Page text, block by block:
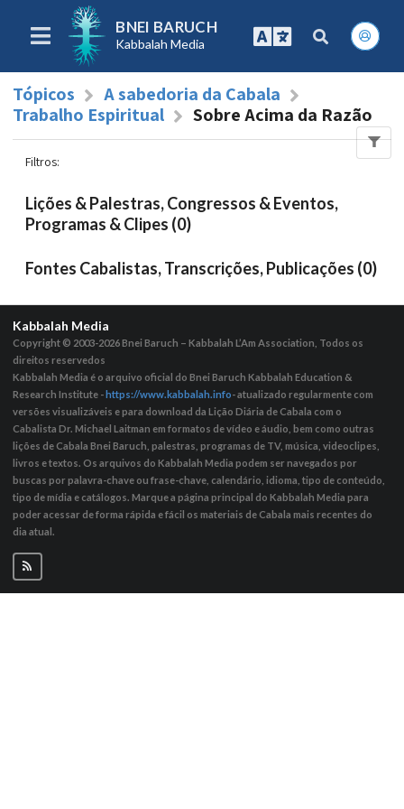
BNEI BARUCH
Kabbalah Media
Tópicos
A sabedoria da Cabala
Trabalho Espiritual
Sobre Acima da Razão
Filtros:
Lições & Palestras, Congressos & Eventos,
Programas & Clipes (0)
Fontes Cabalistas, Transcrições, Publicações (0)
Kabbalah Media
Copyright © 2003-2026Bnei Baruch – Kabbalah L’Am Association, Todos os
direitos reservedos
Kabbalah Media é o arquivo oficial do Bnei Baruch Kabbalah Education &
Research Institute -https://www.kabbalah.info- atualizado regularmente com
versões visualizáveis ​​e para download da Lição Diária de Cabala com o
Cabalista Dr. Michael Laitman em formatos de vídeo e áudio, bem como outras
lições de Cabala Bnei Baruch, palestras, programas de TV, música, videoclipes,
livros e textos. Os arquivos do Kabbalah Media podem ser navegados por
buscas por palavra-chave ou frase-chave, calendário, idioma, tipo de conteúdo,
tipo de mídia e catálogos. Marque a página principal do Kabbalah Media para
poder acessar de forma rápida e fácil os materiais de Cabala mais recentes do
dia atual.